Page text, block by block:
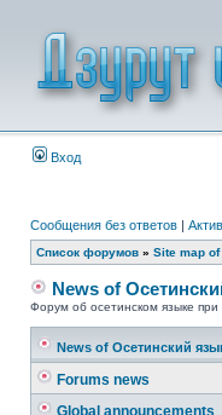
Вход
Сообщения без ответов |
Список форумов » Site map
News of
Форум об осетинском языке при
News of Осетинский
Forums news
Global announcements